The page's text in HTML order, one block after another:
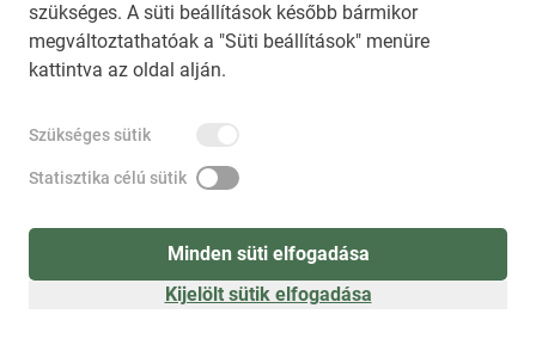
szükséges. A süti beállítások később bármikor
megváltoztathatóak a "Süti beállítások" menüre
kattintva az oldal alján.
Szükséges sütik
Statisztika célú sütik
Minden süti elfogadása
Kijelölt sütik elfogadása